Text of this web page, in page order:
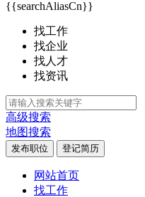
{{searchAliasCn}}
找工作
找企业
找人才
找资讯
高级搜索
地图搜索
发布职位 登记简历
网站首页
找工作